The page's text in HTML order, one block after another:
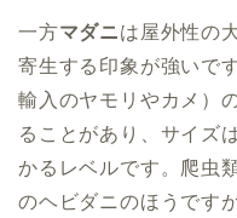
一方マダニは屋外性の
寄生する印象が強いで
輸入のヤモリやカメ）
ることがあり、サイズ
かるレベルです。爬虫
のヘビダニのほうです